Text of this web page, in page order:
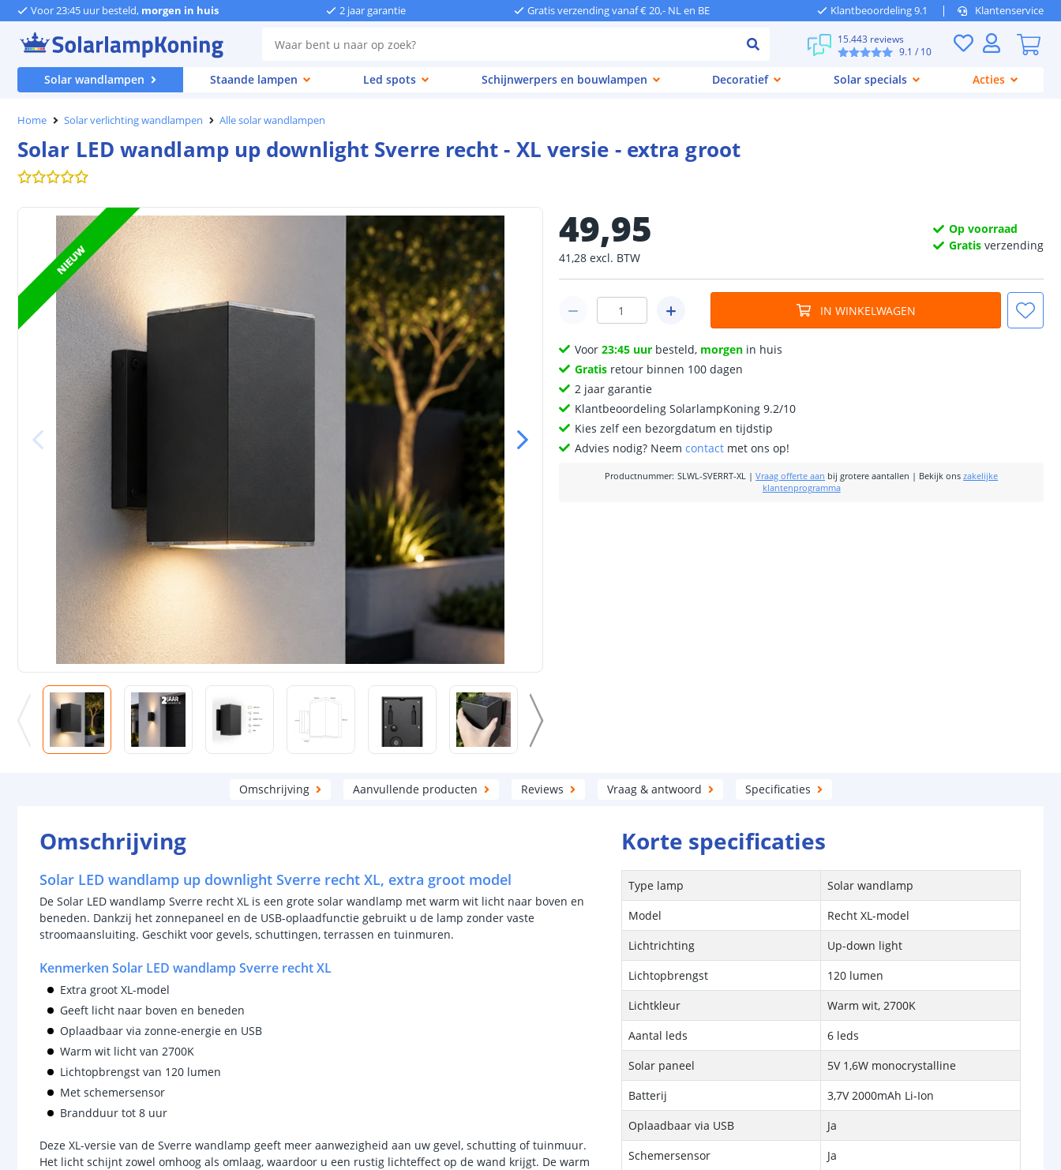
Voor 23:45 uur besteld, morgen in huis 2 jaar garantie Gratis verzending vanaf € 20,- NL en BE Klantbeoordeling 9.1 Klantenservice
15.443 reviews
9.1 / 10
Solar wandlampen Staande lampen Led spots Schijnwerpers en bouwlampen Decoratief Solar specials Acties
Home Solar verlichting wandlampen Alle solar wandlampen
Solar LED wandlamp up downlight Sverre recht - XL versie - extra groot
NIEUW
49,95
41,28 excl. BTW
Op voorraad
Gratis verzending
IN WINKELWAGEN
Voor23:45 uur besteld, morgen in huis
Gratis retour binnen 100 dagen
2 jaar garantie
Klantbeoordeling SolarlampKoning 9.2/10
Kies zelf een bezorgdatum en tijdstip
Advies nodig? Neemcontact met ons op!
Productnummer: SLWL-SVERRT-XL |Vraag offerte aan bij grotere aantallen | Bekijk ons zakelijke
klantenprogramma
Omschrijving Aanvullende producten Reviews Vraag & antwoord Specificaties
Omschrijving
Solar LED wandlamp up downlight Sverre recht XL, extra groot model
De Solar LED wandlamp Sverre recht XL is een grote solar wandlamp met warm wit licht naar boven en
beneden. Dankzij het zonnepaneel en de USB-oplaadfunctie gebruikt u de lamp zonder vaste
stroomaansluiting. Geschikt voor gevels, schuttingen, terrassen en tuinmuren.
Kenmerken Solar LED wandlamp Sverre recht XL
Extra groot XL-model
Geeft licht naar boven en beneden
Oplaadbaar via zonne-energie en USB
Warm wit licht van 2700K
Lichtopbrengst van 120 lumen
Met schemersensor
Brandduur tot 8 uur
Deze XL-versie van de Sverre wandlamp geeft meer aanwezigheid aan uw gevel, schutting of tuinmuur.
Het licht schijnt zowel omhoog als omlaag, waardoor u een rustig lichteffect op de wand krijgt. De warm
Korte specificaties
Type lamp
Solar wandlamp
Model
Recht XL-model
Lichtrichting
Up-down light
Lichtopbrengst
120 lumen
Lichtkleur
Warm wit, 2700K
Aantal leds
6 leds
Solar paneel
5V 1,6W monocrystalline
Batterij
3,7V 2000mAh Li-Ion
Oplaadbaar via USB
Ja
Schemersensor
Ja